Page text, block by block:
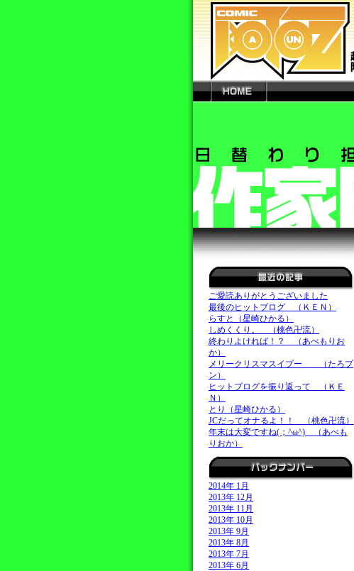
ご愛読ありがとうございました
最後のヒットブログ （ＫＥＮ）
らすと（星崎ひかる）
しめくくり。 （桃色卍流）
終わりよければ！？ （あべもりお
か）
メリークリスマスイブー （たろプ
ン）
ヒットブログを振り返って （ＫＥ
Ｎ）
とり（星崎ひかる）
JCだってオナるよ！！ （桃色卍流）
年末は大変ですね(；^ω^) （あべも
りおか）
2014年 1月
2013年 12月
2013年 11月
2013年 10月
2013年 9月
2013年 8月
2013年 7月
2013年 6月